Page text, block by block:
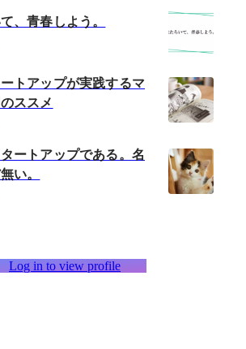
、青春しよう。
トアップが実践するマ
ススメ
ートアップである。名
い。
Log in to view profile